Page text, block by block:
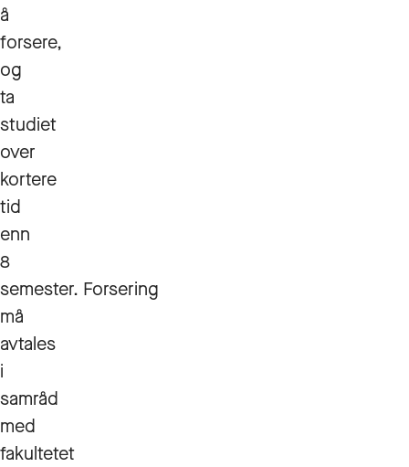
å
forsere,
og
ta
studiet
over
kortere
tid
enn
8
semester. Forsering
må
avtales
i
samråd
med
fakultetet